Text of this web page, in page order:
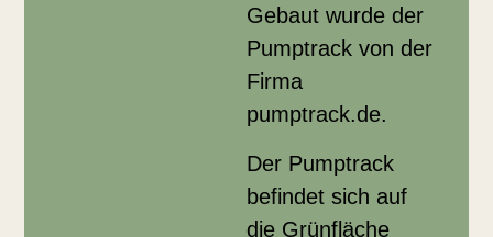
Gebaut wurde der
Pumptrack von der
Firma
pumptrack.de.
Der Pumptrack
befindet sich auf
die Grünfläche